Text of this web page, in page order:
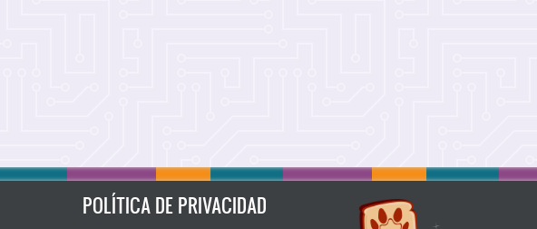
POLÍTICA DE PRIVACIDAD